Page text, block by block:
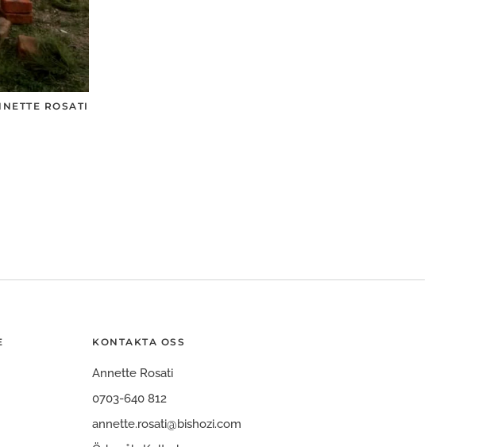
ROSATI
KONTAKTA OSS
Annette Rosati
0703-640 812
annette.rosati@bishozi.com